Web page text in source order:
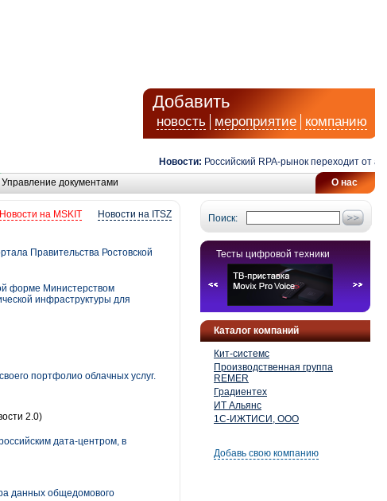
Добавить
новость мероприятие компанию
Новости: Российский RPA-рынок переходит от
О нас
Управление документами
Поиск:
Тесты цифровой техники
Каталог компаний
Кит-системс
Производственная группа
REMER
Градиентех
ИТ Альянс
1С-ИЖТИСИ, ООО
Добавь свою компанию
Новости на ITSZ
Новости на MSKIT
Правительства Ростовской
форме Министерством
инфраструктуры для
портфолио облачных услуг.
2.0)
дата-центром, в
данных общедомового